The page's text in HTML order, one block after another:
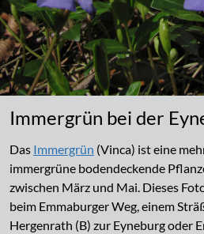
Immergrün bei der
Das Immergrün (Vinca) ist eine
immergrüne bodendeckende
zwischen März und Mai. Dieses
beim Emmaburger Weg, einem
Hergenrath (B) zur Eyneburg oder